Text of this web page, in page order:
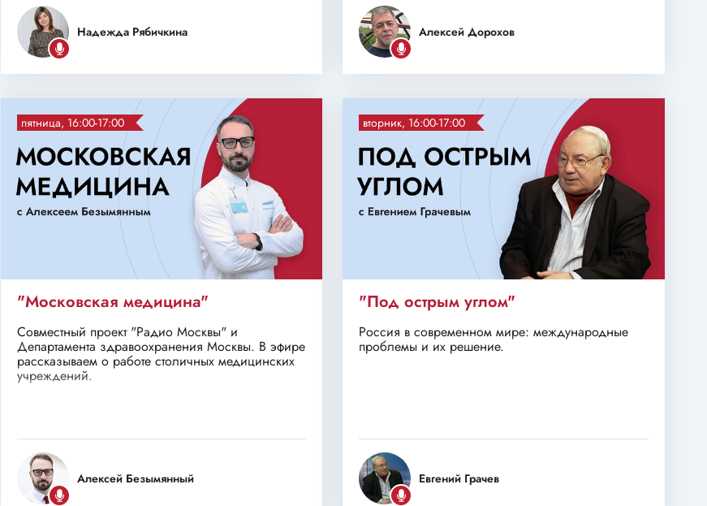
Надежда Рябичкина Алексей Дорохов
"Московская медицина"
пятница, 16:00-17:00
Совместный проект "Радио Москвы" и
Департамента здравоохранения Москвы. В эфире
рассказываем о работе столичных медицинских
учреждений.
Алексей Безымянный
"Под острым углом"
вторник, 16:00-17:00
Россия в современном мире: международные
проблемы и их решение.
Евгений Грачев